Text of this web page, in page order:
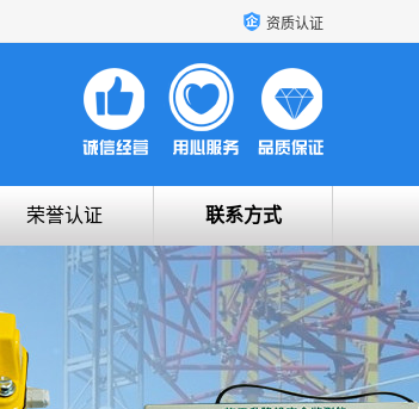
资质认证
荣誉认证 联系方式